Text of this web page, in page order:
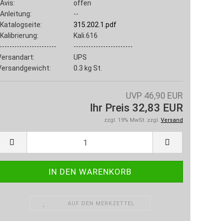
Avis:
offen
Anleitung:
--
Katalogseite:
315.202.1.pdf
Kalibrierung:
Kali.616
------------------------
UPS
0.3 kg St.
UVP 46,90 EUR
Ihr Preis 32,83 EUR
zzgl. 19% MwSt. zzgl. Versand
AUF DEN MERKZETTEL